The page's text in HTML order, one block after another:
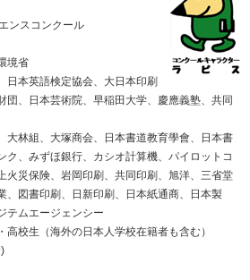
ンスコンクール
境省
日本英語検定協会、大日本印刷
団、日本芸術院、早稲田大学、慶應義塾、共同
大林組、大塚商会、日本書道教育學會、日本書
ク、みずほ銀行、カシオ計算機、パイロットコ
火災保険、岩岡印刷、共同印刷、旭洋、三省堂
、図書印刷、日新印刷、日本紙通商、日本製
テムエージェンシー
校生（海外の日本人学校在籍者も含む）